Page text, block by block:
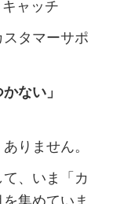
タマーサポ
ない」
りません。
、いま「カ